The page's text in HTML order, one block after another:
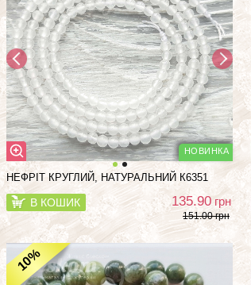
НЕФРІТ КРУГЛИЙ, НАТУРАЛЬНИЙ К6351
В КОШИК 135.90 грн
151.00 грн
10%